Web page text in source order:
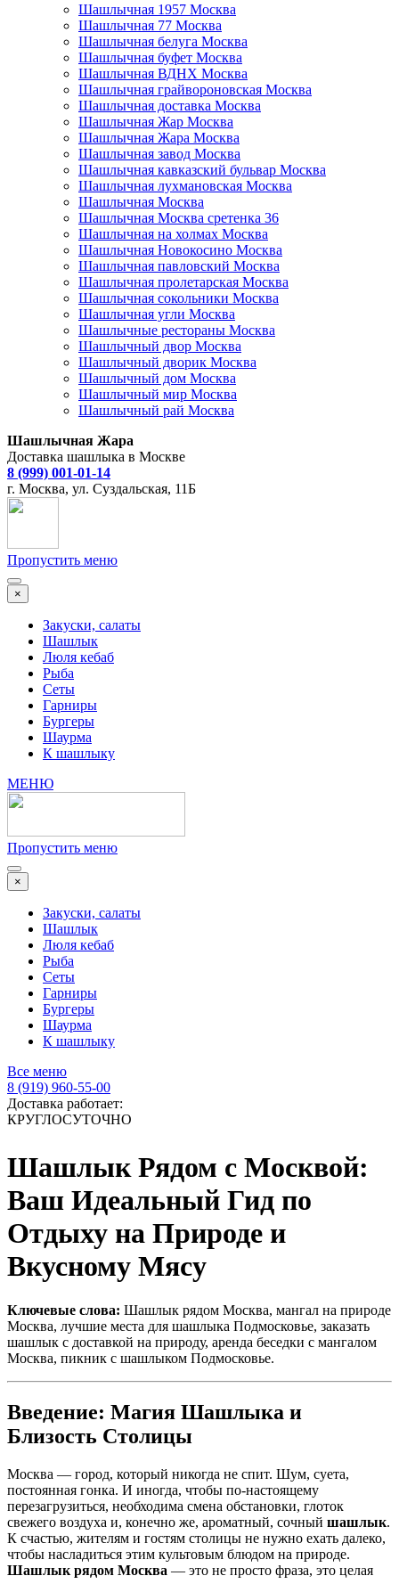
Шашлычная 1957 Москва
Шашлычная 77 Москва
Шашлычная белуга Москва
Шашлычная буфет Москва
Шашлычная ВДНХ Москва
Шашлычная грайвороновская Москва
Шашлычная доставка Москва
Шашлычная Жар Москва
Шашлычная Жара Москва
Шашлычная завод Москва
Шашлычная кавказский бульвар Москва
Шашлычная лухмановская Москва
Шашлычная Москва
Шашлычная Москва сретенка 36
Шашлычная на холмах Москва
Шашлычная Новокосино Москва
Шашлычная павловский Москва
Шашлычная пролетарская Москва
Шашлычная сокольники Москва
Шашлычная угли Москва
Шашлычные рестораны Москва
Шашлычный двор Москва
Шашлычный дворик Москва
Шашлычный дом Москва
Шашлычный мир Москва
Шашлычный рай Москва
Шашлычная Жара
Доставка шашлыка в Москве
8 (999) 001-01-14
г. Москва, ул. Суздальская, 11Б
Пропустить меню
×
Закуски, салаты
Шашлык
Люля кебаб
Рыба
Сеты
Гарниры
Бургеры
Шаурма
К шашлыку
МЕНЮ
Пропустить меню
×
Закуски, салаты
Шашлык
Люля кебаб
Рыба
Сеты
Гарниры
Бургеры
Шаурма
К шашлыку
Все меню
8 (919) 960-55-00
Доставка работает:
КРУГЛОСУТОЧНО
Шашлык Рядом с Москвой:
Ваш Идеальный Гид по
Отдыху на Природе и
Вкусному Мясу
Ключевые слова: Шашлык рядом Москва, мангал на природе
Москва, лучшие места для шашлыка Подмосковье, заказать
шашлык с доставкой на природу, аренда беседки с мангалом
Москва, пикник с шашлыком Подмосковье.
Введение: Магия Шашлыка и
Близость Столицы
Москва — город, который никогда не спит. Шум, суета,
постоянная гонка. И иногда, чтобы по-настоящему
перезагрузиться, необходима смена обстановки, глоток
свежего воздуха и, конечно же, ароматный, сочный шашлык.
К счастью, жителям и гостям столицы не нужно ехать далеко,
чтобы насладиться этим культовым блюдом на природе.
Шашлык рядом Москва — это не просто фраза, это целая